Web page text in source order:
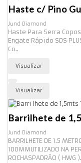
Haste c/ Pino
Jund Diamond
Haste Para Serra
Engate Rápido SDS
Co..
Visualizar
Visualizar
Barrilhete de
Jund Diamond
BARRILHETE DE 1.5
100MMUTILIZADO NA
ROCHASPADRÃO ( HWG